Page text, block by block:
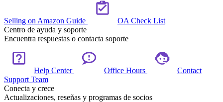
Selling on Amazon Guide
OA Check List
Centro de ayuda y soporte
Encuentra respuestas o contacta soporte
Help Center Office Hours
Contact
Support Team
Conecta y crece
Actualizaciones, reseñas y programas de socios